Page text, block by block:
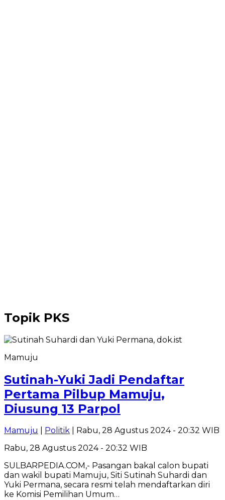
Topik PKS
Mamuju
Sutinah-Yuki Jadi Pendaftar
Pertama Pilbup Mamuju,
Diusung 13 Parpol
Mamuju Politik | Rabu, 28 Agustus 2024 - 20:32 WIB
Rabu, 28 Agustus 2024 - 20:32 WIB
SULBARPEDIA.COM,- Pasangan bakal calon bupati
dan wakil bupati Mamuju, Siti Sutinah Suhardi dan
Yuki Permana, secara resmi telah mendaftarkan diri
ke Komisi Pemilihan Umum…